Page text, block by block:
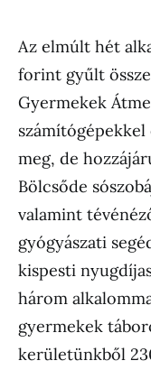
Az elmúlt hét
forint gyűlt
Gyermekek
meg, de
Bölcsőde
valamint
gyógyászati
kispesti
három
gyermekek
kerületünkből